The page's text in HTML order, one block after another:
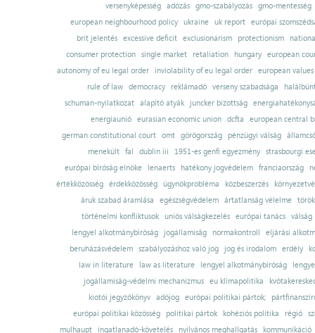
versenyképesség adózás gmo-szabályozás gmo-mentesség
european neighbourhood policy
ukraine uk report
európai
brit jelentés excessive deficit exclusionarism protectionism
consumer protection
single market retaliation hungary
european
autonomy of eu legal order
inviolability of eu legal order
european values
rule of law
democracy reklámadó verseny szabadsága
schuman-nyilatkozat alapító atyák juncker bizottság
energiaunió eurasian economic union dcfta
european central
german constitutional court
omt görögország pénzügyi válság
menekült
fal dublin iii 1951-es genfi egyezmény
strasbourgi
európai bíróság elnöke
lenaerts hatékony jogvédelem franciaország
értékközösség
érdekközösség ügynökprobléma közbeszerzés
áruk szabad áramlása
egészségvédelem ártatlanság vélelme
történelmi konfliktusok uniós válságkezelés európai tanács válság
lengyel alkotmánybíróság
jogállamiság normakontroll
eljárási
beruházásvédelem
szabályozáshoz való jog jog és irodalom erdély
law in literature
law as literature lengyel alkotmánybíróság
jogállamiság-védelmi mechanizmus
eu klímapolitika
kiotói jegyzőkönyv adójog európai politikai pártok;
európai politikai közösség
politikai pártok kohéziós politika régió
mulhaupt
ingatlanadó-követelés nyilvános meghallgatás
kommunikáció